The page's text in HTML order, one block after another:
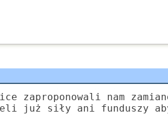
zaproponowali nam
już siły ani funduszy